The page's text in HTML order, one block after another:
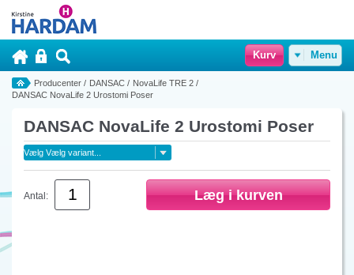
Kurv Menu
Producenter / DANSAC / NovaLife TRE 2 /
DANSAC NovaLife 2 Urostomi Poser
DANSAC NovaLife 2 Urostomi Poser
Antal: